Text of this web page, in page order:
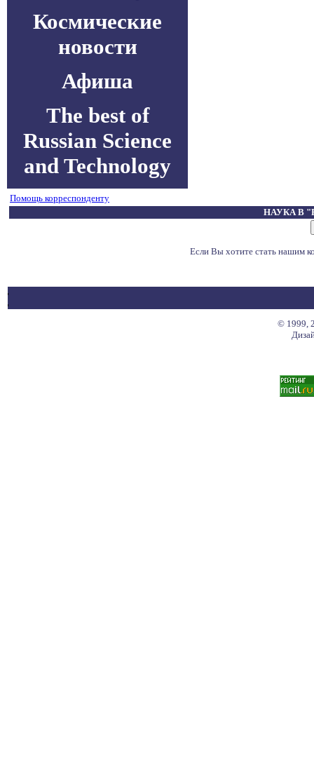
Космические
новости
Афиша
The best of
Russian Science
and Technology
Помощь корреспонденту
НАУКА В
Если Вы хотите стать нашим
© 1999,